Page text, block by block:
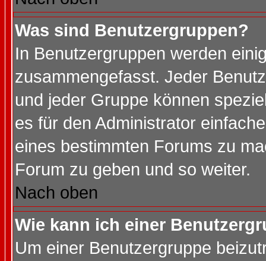
Was sind Benutzergruppen?
In Benutzergruppen werden
zusammengefasst. Jeder
und jeder Gruppe können
es für den Administrator
eines bestimmten Forums zu
Forum zu geben und so weiter.
Nach oben
Wie kann ich einer
Um einer Benutzergruppe